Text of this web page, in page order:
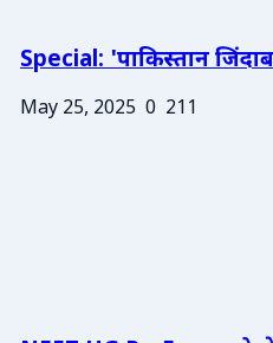
Special: 'पाकिस्तान
May 25, 2025 0 211